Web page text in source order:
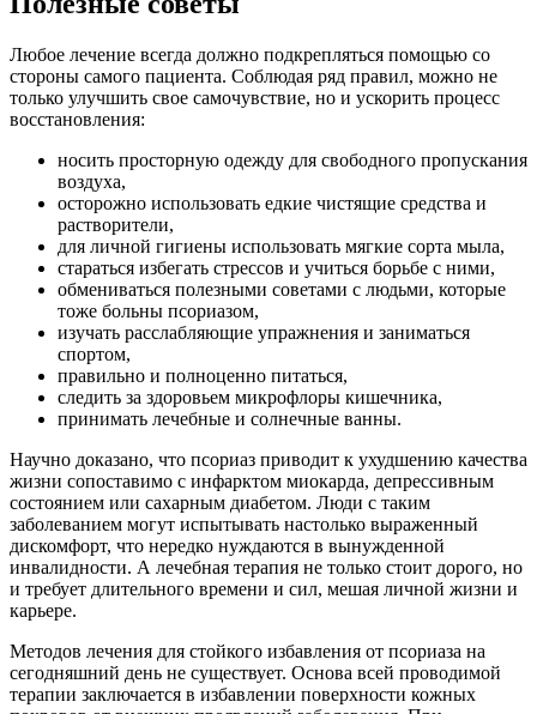
Любое лечение всегда должно подкрепляться помощью со
стороны самого пациента. Соблюдая ряд правил, можно не
только улучшить свое самочувствие, но и ускорить процесс
восстановления:
носить просторную одежду для свободного пропускания
воздуха,
осторожно использовать едкие чистящие средства и
растворители,
для личной гигиены использовать мягкие сорта мыла,
стараться избегать стрессов и учиться борьбе с ними,
обмениваться полезными советами с людьми, которые
тоже больны псориазом,
изучать расслабляющие упражнения и заниматься
спортом,
правильно и полноценно питаться,
следить за здоровьем микрофлоры кишечника,
принимать лечебные и солнечные ванны.
Научно доказано, что псориаз приводит к ухудшению качества
жизни сопоставимо с инфарктом миокарда, депрессивным
состоянием или сахарным диабетом. Люди с таким
заболеванием могут испытывать настолько выраженный
дискомфорт, что нередко нуждаются в вынужденной
инвалидности. А лечебная терапия не только стоит дорого, но
и требует длительного времени и сил, мешая личной жизни и
карьере.
Методов лечения для стойкого избавления от псориаза на
сегодняшний день не существует. Основа всей проводимой
терапии заключается в избавлении поверхности кожных